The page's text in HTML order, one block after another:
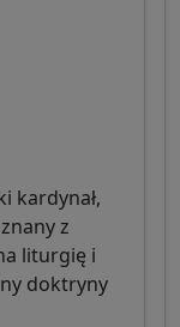
kardynał,
z
liturgię i
doktryny